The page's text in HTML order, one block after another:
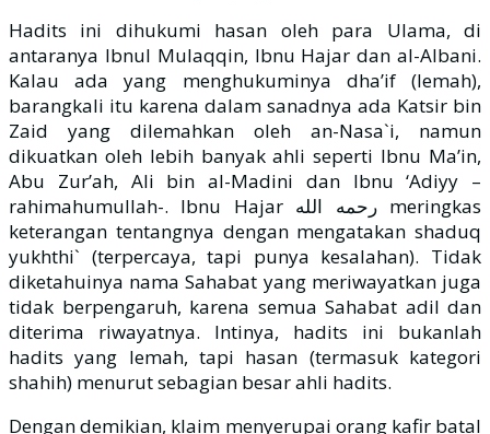
Hadits ini dihukumi hasan oleh para Ulama, di
antaranya Ibnul Mulaqqin, Ibnu Hajar dan al-Albani.
Kalau ada yang menghukuminya dha’if (lemah),
barangkali itu karena dalam sanadnya ada Katsir bin
Zaid yang dilemahkan oleh an-Nasa`i, namun
dikuatkan oleh lebih banyak ahli seperti Ibnu Ma’in,
Abu Zur’ah, Ali bin al-Madini dan Ibnu ‘Adiyy –
rahimahumullah-. Ibnu Hajar رحمه الله meringkas
keterangan tentangnya dengan mengatakan shaduq
yukhthi` (terpercaya, tapi punya kesalahan). Tidak
diketahuinya nama Sahabat yang meriwayatkan juga
tidak berpengaruh, karena semua Sahabat adil dan
diterima riwayatnya. Intinya, hadits ini bukanlah
hadits yang lemah, tapi hasan (termasuk kategori
shahih) menurut sebagian besar ahli hadits.
Dengan demikian, klaim menyerupai orang kafir batal